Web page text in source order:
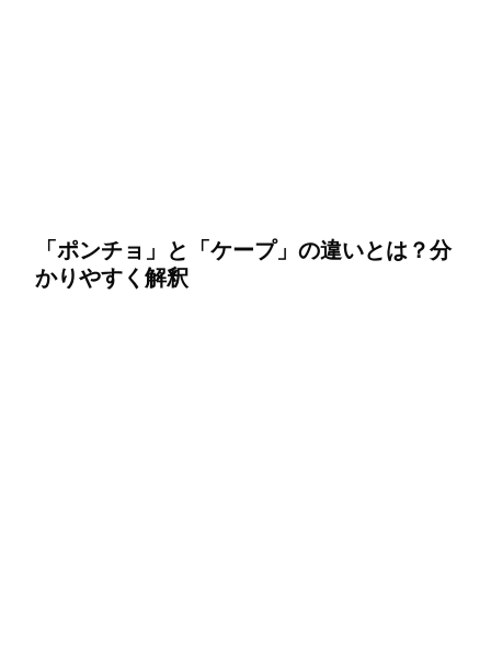
「ポンチョ」と「ケープ」の違いとは？分
かりやすく解釈